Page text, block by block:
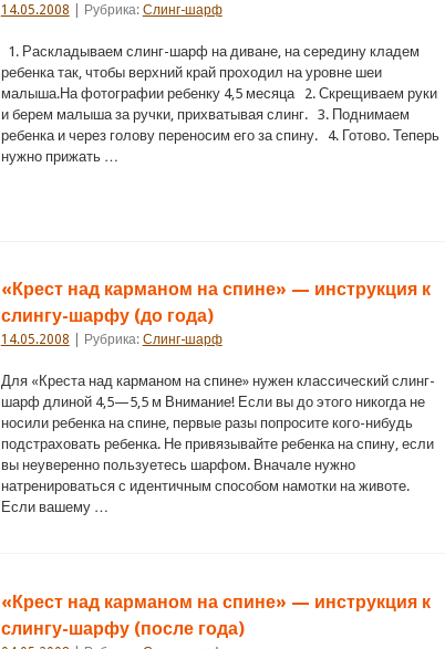
14.05.2008 | Рубрика: Слинг-шарф
1. Раскладываем слинг-шарф на диване, на середину кладем
ребенка так, чтобы верхний край проходил на уровне шеи
малыша.На фотографии ребенку 4,5 месяца 2. Скрещиваем руки
и берем малыша за ручки, прихватывая слинг. 3. Поднимаем
ребенка и через голову переносим его за спину. 4. Готово. Теперь
нужно прижать …
«Крест над карманом на спине» — инструкция к
слингу-шарфу (до года)
14.05.2008 | Рубрика: Слинг-шарф
Для «Креста над карманом на спине» нужен классический слинг-
шарф длиной 4,5—5,5 м Внимание! Если вы до этого никогда не
носили ребенка на спине, первые разы попросите кого-нибудь
подстраховать ребенка. Не привязывайте ребенка на спину, если
вы неуверенно пользуетесь шарфом. Вначале нужно
натренироваться с идентичным способом намотки на животе.
Если вашему …
«Крест над карманом на спине» — инструкция к
слингу-шарфу (после года)